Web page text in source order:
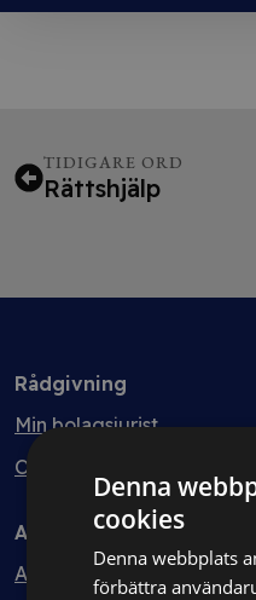
TIDIGARE ORD
Rättshjälp
Rådgivning
Min bolagsjurist
Ombud
Avtal
Avtalshantering
Denna
cookies
Denna webbplats
förbättra